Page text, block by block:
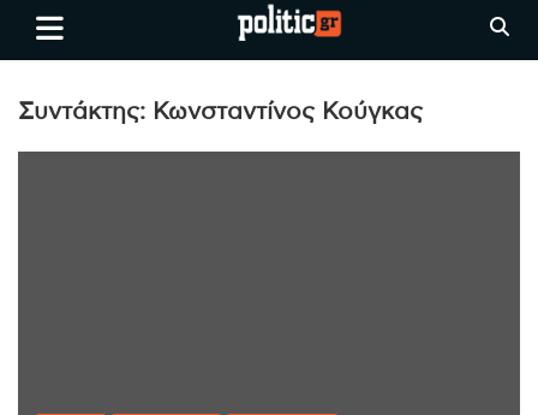
Skip
Ειδήσεις απο τη
Θεσσαλονίκη, την Ελλάδα και
όλο τον Κόσμο
politic.gr
Συντάκτης: Κωνσταντίνος Κούγκας